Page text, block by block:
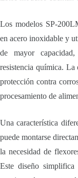
Los modelos SP-
en acero inoxidable y
de mayor
resistencia química.
protección contra
procesamiento de
Una característica
puede montarse
la necesidad de
Este diseño simplifica